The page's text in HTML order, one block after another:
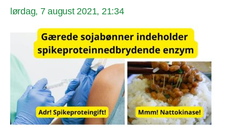
lørdag, 7 august 2021, 21:34